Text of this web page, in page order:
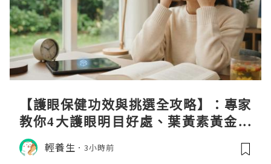
【護眼保健功效與挑選全攻略】：專家
教你4大護眼明目好處、葉黃素黃金比
例與挑選秘訣
輕養生 3小時前